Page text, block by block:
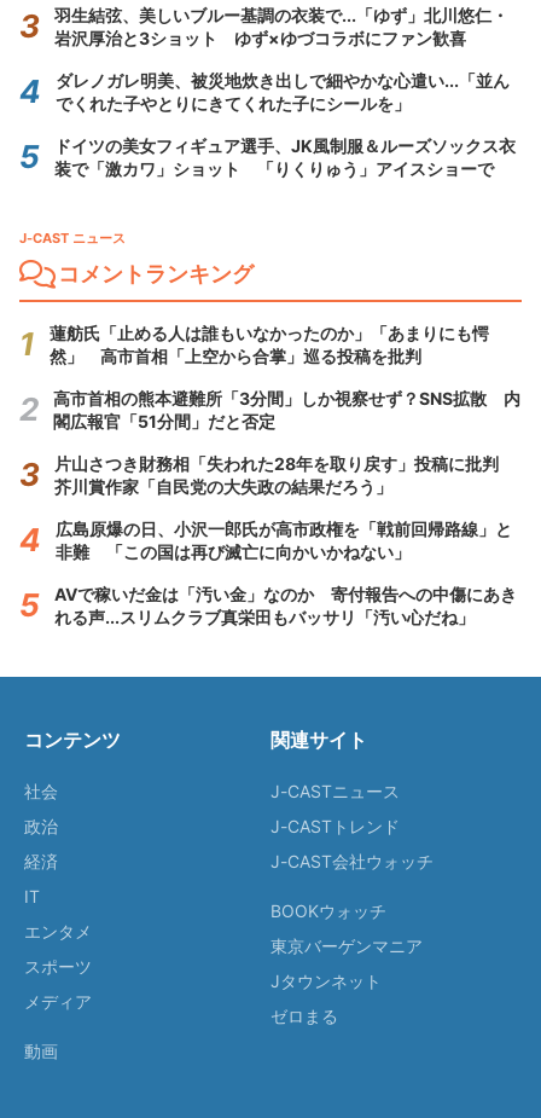
羽生結弦、美しいブルー基調の衣装で...「ゆず」北川悠仁・
岩沢厚治と3ショット ゆず×ゆづコラボにファン歓喜
ダレノガレ明美、被災地炊き出しで細やかな心遣い...「並ん
でくれた子やとりにきてくれた子にシールを」
ドイツの美女フィギュア選手、JK風制服＆ルーズソックス衣
装で「激カワ」ショット 「りくりゅう」アイスショーで
J-CAST ニュース
コメントランキング
蓮舫氏「止める人は誰もいなかったのか」「あまりにも愕
然」 高市首相「上空から合掌」巡る投稿を批判
高市首相の熊本避難所「3分間」しか視察せず？SNS拡散 内
閣広報官「51分間」だと否定
片山さつき財務相「失われた28年を取り戻す」投稿に批判
芥川賞作家「自民党の大失政の結果だろう」
広島原爆の日、小沢一郎氏が高市政権を「戦前回帰路線」と
非難 「この国は再び滅亡に向かいかねない」
AVで稼いだ金は「汚い金」なのか 寄付報告への中傷にあき
れる声...スリムクラブ真栄田もバッサリ「汚い心だね」
コンテンツ
社会
政治
経済
IT
エンタメ
スポーツ
メディア
動画
関連サイト
J-CASTニュース
J-CASTトレンド
J-CAST会社ウォッチ
BOOKウォッチ
東京バーゲンマニア
Jタウンネット
ゼロまる